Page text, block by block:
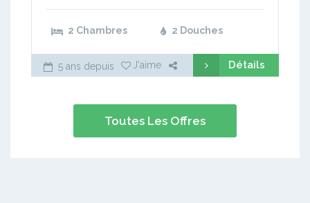
2 Chambres 2 Douches
5 ans depuis J'aime Détails
Toutes Les Offres